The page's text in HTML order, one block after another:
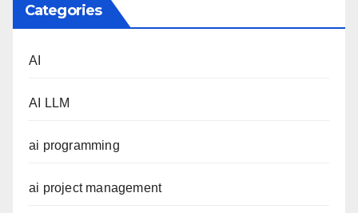
Categories
AI
AI LLM
ai programming
ai project management